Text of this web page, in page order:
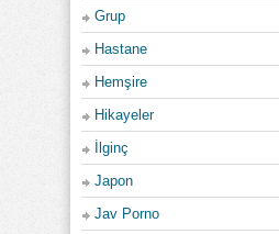
Grup
Hastane
Hemşire
Hikayeler
İlginç
Japon
Jav Porno